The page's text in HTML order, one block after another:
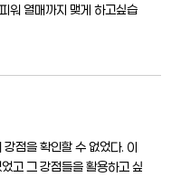
워 열매까지 맺게 하고싶습
점을 확인할 수 없었다. 이
고 그 강점들을 활용하고 싶